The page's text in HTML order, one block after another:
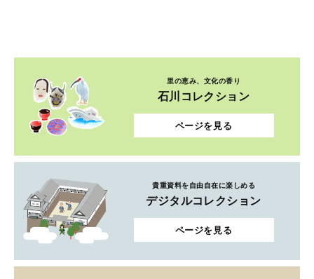
里の恵み、文化の香り
石川コレクション
ページを見る
貴重資料を自由自在に楽しめる
デジタルコレクション
ページを見る